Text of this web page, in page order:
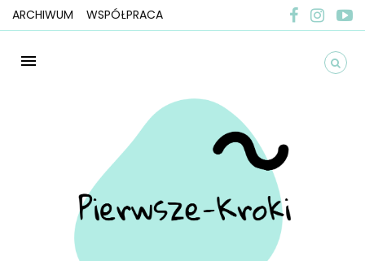
ARCHIWUM WSPÓŁPRACA